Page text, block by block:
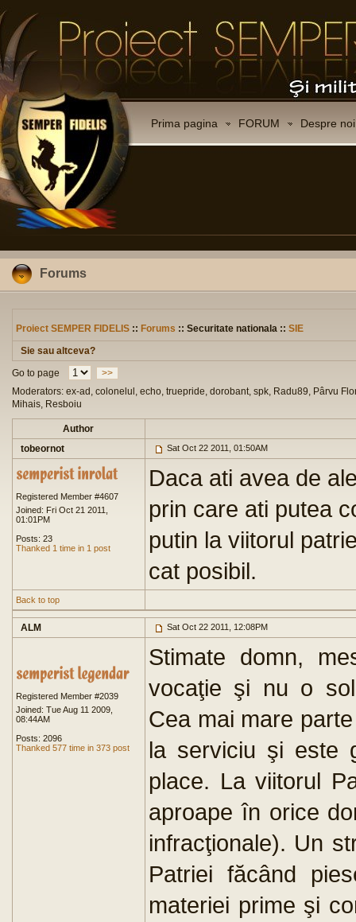
Prima pagina FORUM Despre noi
Forums
Proiect SEMPER FIDELIS :: Forums :: Securitate nationala :: SIE
Sie sau altceva?
Go to page
>>
Moderators: ex-ad, colonelul, echo, truepride, dorobant, spk, Radu89, Pârvu
Mihais, Resboiu
Author
tobeornot
Sat Oct 22 2011, 01:50AM
Registered Member #4607
Joined: Fri Oct 21 2011,
01:01PM
Posts: 23
Thanked 1 time in 1 post
Daca ati avea de
prin care ati putea
putin la viitorul
cat posibil.
Back to top
ALM Sat Oct 22 2011, 12:08PM
Registered Member #2039
Joined: Tue Aug 11 2009,
08:44AM
Posts: 2096
Thanked 577 time in 373 post
Stimate domn,
vocaţie şi nu o
Cea mai mare
la serviciu şi este
place. La viitorul
aproape în orice
infracţionale). Un
Patriei făcând
materiei prime şi